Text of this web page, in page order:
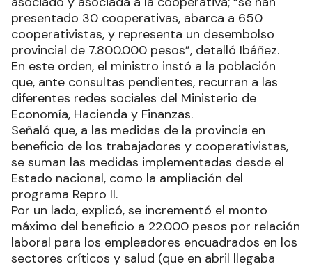
presentado 30 cooperativas, abarca a 650
cooperativistas, y representa un desembolso
provincial de 7.800.000 pesos”, detalló Ibáñez.
En este orden, el ministro instó a la población
que, ante consultas pendientes, recurran a las
diferentes redes sociales del Ministerio de
Economía, Hacienda y Finanzas.
Señaló que, a las medidas de la provincia en
beneficio de los trabajadores y cooperativistas,
se suman las medidas implementadas desde el
Estado nacional, como la ampliación del
programa Repro II.
Por un lado, explicó, se incrementó el monto
máximo del beneficio a 22.000 pesos por relación
laboral para los empleadores encuadrados en los
sectores críticos y salud (que en abril llegaba